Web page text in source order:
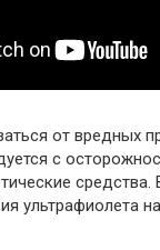
от вредных
с
средства.
ультрафиолета